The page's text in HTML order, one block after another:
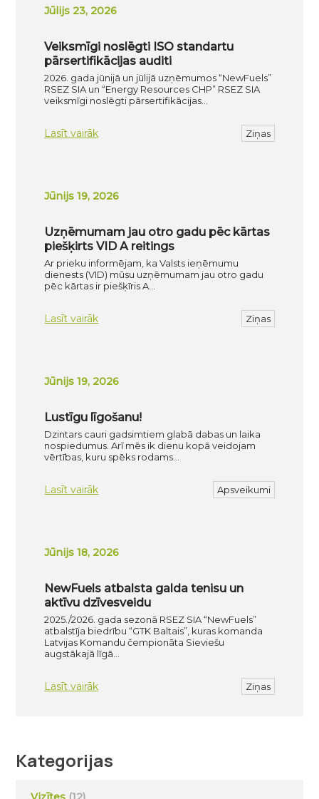
Jūlijs 23, 2026
Veiksmīgi noslēgti ISO standartu
pārsertifikācijas auditi
2026. gada jūnijā un jūlijā uzņēmumos “NewFuels”
RSEZ SIA un “Energy Resources CHP” RSEZ SIA
veiksmīgi noslēgti pārsertifikācijas…
Lasīt vairāk Ziņas
Jūnijs 19, 2026
Uzņēmumam jau otro gadu pēc kārtas
piešķirts VID A reitings
Ar prieku informējam, ka Valsts ieņēmumu
dienests (VID) mūsu uzņēmumam jau otro gadu
pēc kārtas ir piešķīris A…
Lasīt vairāk Ziņas
Jūnijs 19, 2026
Lustīgu līgošanu!
Dzintars cauri gadsimtiem glabā dabas un laika
nospiedumus. Arī mēs ik dienu kopā veidojam
vērtības, kuru spēks rodams…
Lasīt vairāk Apsveikumi
Jūnijs 18, 2026
NewFuels atbalsta galda tenisu un
aktīvu dzīvesveidu
2025./2026. gada sezonā RSEZ SIA “NewFuels”
atbalstīja biedrību “GTK Baltais”, kuras komanda
Latvijas Komandu čempionāta Sieviešu
augstākajā līgā…
Lasīt vairāk Ziņas
Kategorijas